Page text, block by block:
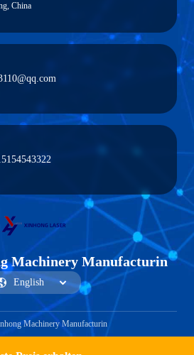
China
Machinery Manufacturin
Machinery Manufacturin